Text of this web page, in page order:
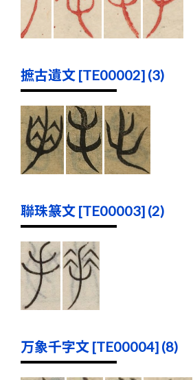
摭古遺文 [TE00002] (3)
聯珠篆文 [TE00003] (2)
万象千字文 [TE00004] (8)